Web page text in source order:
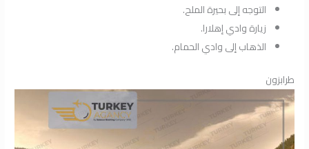
التوجه إلى بحيرة الملح.
زيارة وادي إهلارا.
الذهاب إلى وادي الحمام.
طرابزون